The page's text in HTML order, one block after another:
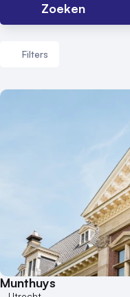
Zoeken
Filters
Aantal personen
1 - 50 personen
50 - 100 personen
100 - 250 personen
250 - 500 personen
Munthuys